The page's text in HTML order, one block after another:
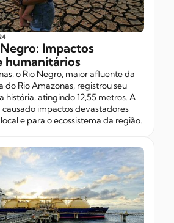
Impactos
humanitários
o Rio Negro, maior afluente da
do Rio Amazonas, registrou seu
história, atingindo 12,55 metros. A
impactos devastadores
e para o ecossistema da região.